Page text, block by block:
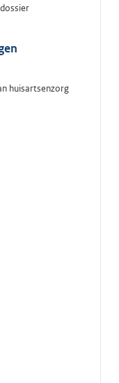
huisartsenzorg